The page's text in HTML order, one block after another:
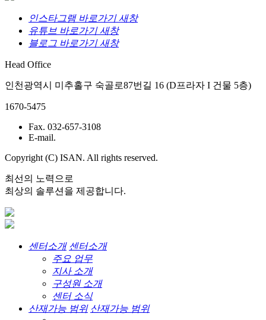
인스타그램 바로가기 새창
유튜브 바로가기 새창
블로그 바로가기 새창
Head Office
인천광역시 미추홀구 숙골로87번길 16 (D프라자 I 건물 5층)
1670-5475
Fax. 032-657-3108
E-mail.
Copyright (C) ISAN. All rights reserved.
최선의 노력으로
최상의 솔루션을 제공합니다.
센터소개 센터소개
주요 업무
지사 소개
구성원 소개
센터 소식
산재가능 범위 산재가능 범위